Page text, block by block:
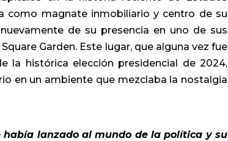
como magnate inmobiliario y centro de su
de su presencia en uno de sus
Garden. Este lugar, que alguna vez fue
la histórica elección presidencial de 2024,
en un ambiente que mezclaba la nostalgia
había lanzado al mundo de la política y su